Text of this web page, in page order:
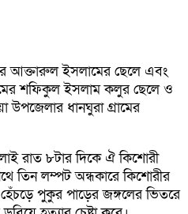
আক্তারুল ইসলামের ছেলে এবং
শফিকুল ইসলাম কলুর ছেলে ও
উপজেলার ধানঘুরা গ্রামের
রাত ৮টার দিকে ঐ কিশোরী
তিন লম্পট অন্ধকারে কিশোরীর
পুকুর পাড়ের জঙ্গলের ভিতরে